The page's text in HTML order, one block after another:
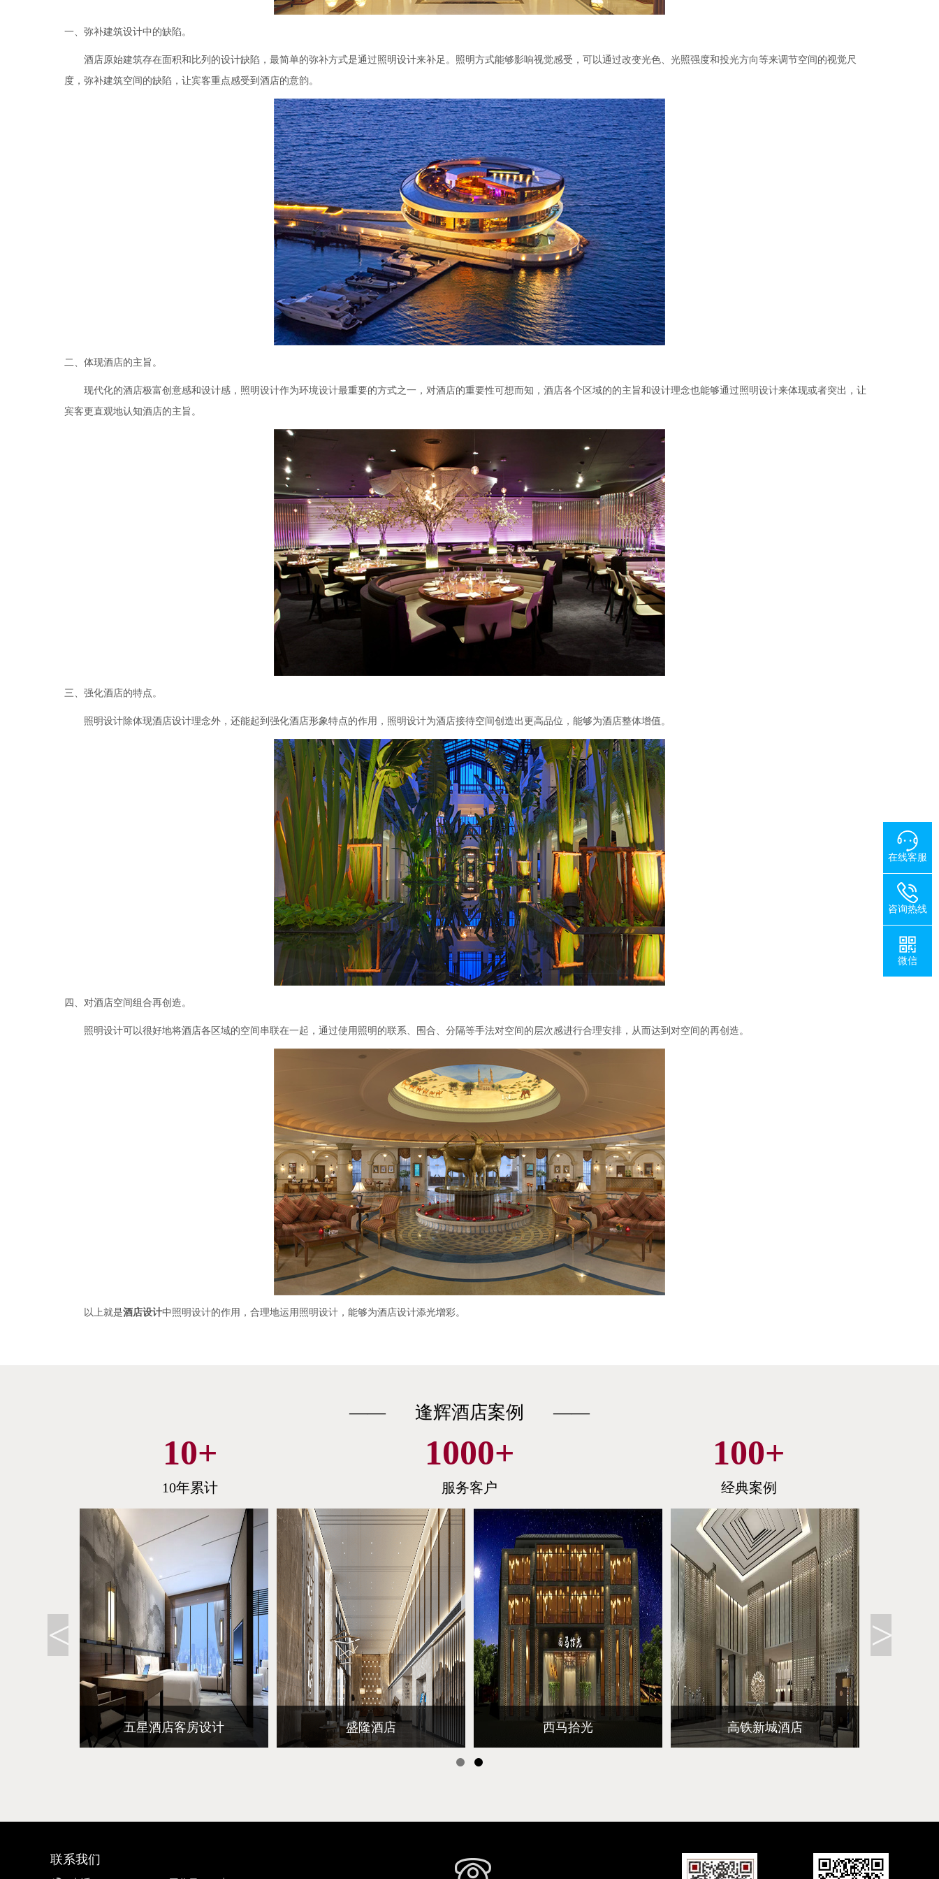
一、弥补建筑设计中的缺陷。
酒店原始建筑存在面积和比列的设计缺陷，最简单的弥补方式是通过照明设计来补足。照明方式能够影响视觉感受，可以通过改变光色、光照强度和投光方向等来调节空间的视觉尺
度，弥补建筑空间的缺陷，让宾客重点感受到酒店的意韵。
二、体现酒店的主旨。
现代化的酒店极富创意感和设计感，照明设计作为环境设计最重要的方式之一，对酒店的重要性可想而知，酒店各个区域的的主旨和设计理念也能够通过照明设计来体现或者突出，让
宾客更直观地认知酒店的主旨。
三、强化酒店的特点。
照明设计除体现酒店设计理念外，还能起到强化酒店形象特点的作用，照明设计为酒店接待空间创造出更高品位，能够为酒店整体增值。
四、对酒店空间组合再创造。
照明设计可以很好地将酒店各区域的空间串联在一起，通过使用照明的联系、围合、分隔等手法对空间的层次感进行合理安排，从而达到对空间的再创造。
以上就是酒店设计中照明设计的作用，合理地运用照明设计，能够为酒店设计添光增彩。
—— 逢辉酒店案例 ——
10+
10年累计
1000+
服务客户
100+
经典案例
五星酒店客房设计 盛隆酒店 西马拾光 高铁新城酒店
联系我们
在线客服
咨询热线
微信